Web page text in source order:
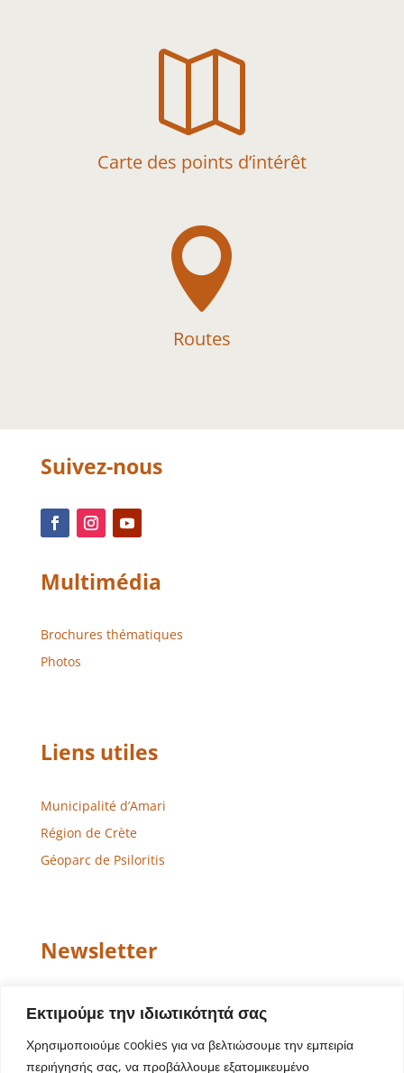
Εκτιμούμε την ιδιωτικότητά σας
Χρησιμοποιούμε cookies για να βελτιώσουμε την εμπειρία
περιήγησής σας, να προβάλλουμε εξατομικευμένο

Carte des points d’intérêt

Routes
Suivez-nous
Multimédia
Brochures thématiques
Photos
Liens utiles
Municipalité d’Amari
Région de Crète
Géoparc de Psiloritis
Newsletter